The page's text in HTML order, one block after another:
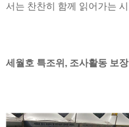
서는 찬찬히 함께 읽어가는
세월호 특조위, 조사활동 보